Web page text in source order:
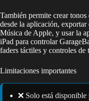
También permite crear
desde la aplicación,
Música de Apple, y usar la
iPad para controlar
faders táctiles y controles de
Limitaciones importantes
❌ Solo está